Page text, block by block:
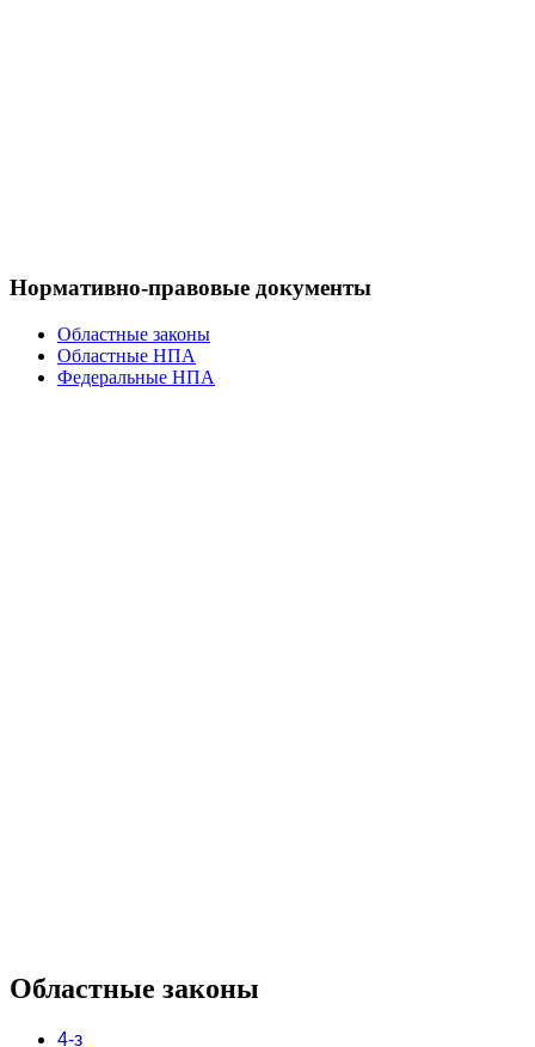
Нормативно-правовые документы
Областные законы
Областные НПА
Федеральные НПА
Областные законы
4-з